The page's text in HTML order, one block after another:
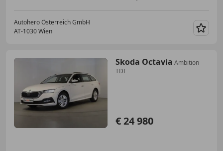
Autohero Österreich GmbH
AT-1030 Wien
Skoda Octavia Ambition
TDI
€ 24 980